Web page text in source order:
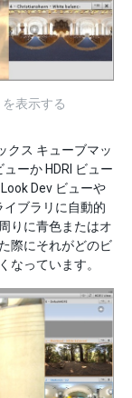
表示する
クス キューブマッ
ーか HDRI ビュー
Dev ビューや
イブラリに自動的
りに青色またはオ
際にそれがどのビ
なっています。